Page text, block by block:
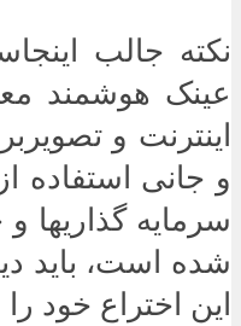
نکته جالب
عینک هوشمند
اینترنت و
و جانی استفاده
سرمایه
شده است، باید
این اختراع خود